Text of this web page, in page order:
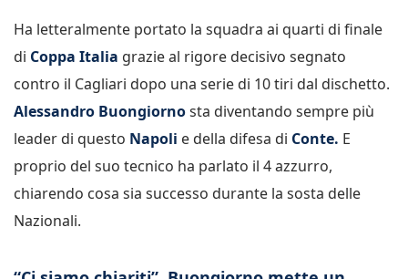
Ha letteralmente portato la squadra ai quarti di finale
di Coppa Italia grazie al rigore decisivo segnato
contro il Cagliari dopo una serie di 10 tiri dal dischetto.
Alessandro Buongiornosta diventando sempre più
leader di questo Napoli e della difesa di Conte. E
proprio del suo tecnico ha parlato il 4 azzurro,
chiarendo cosa sia successo durante la sosta delle
Nazionali.